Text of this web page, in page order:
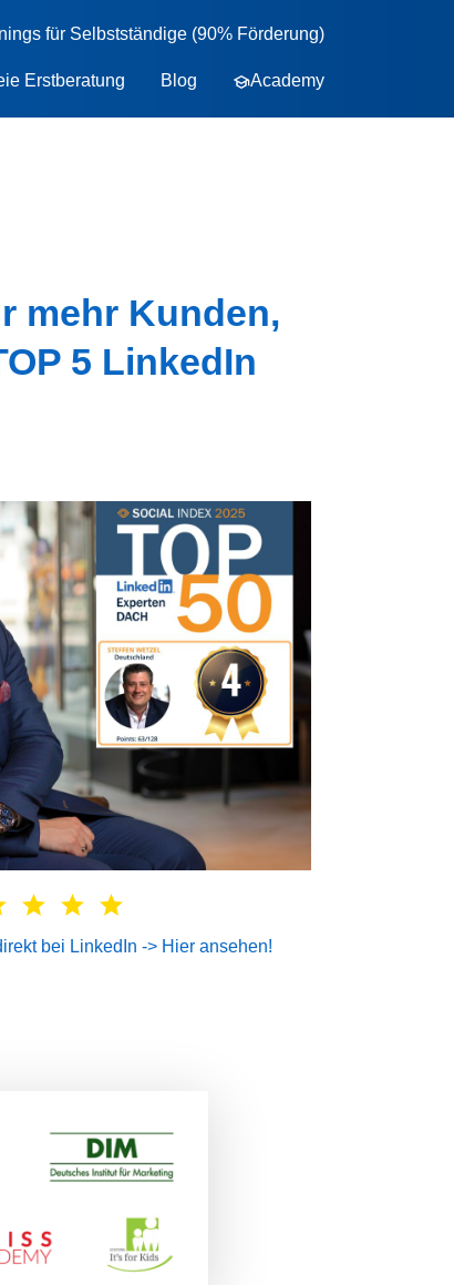
für Selbstständige (90% Förderung)
Erstberatung Blog Academy
mehr Kunden,
5 LinkedIn
bei LinkedIn -> Hier ansehen!